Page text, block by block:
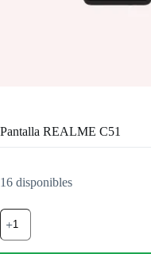
Pantalla REALME C51
16 disponibles
Pantalla
REALME
C51